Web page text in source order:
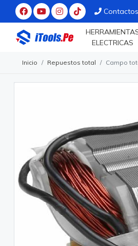
Contactos
ELECTRICAS
Inicio Repuestos total Campo